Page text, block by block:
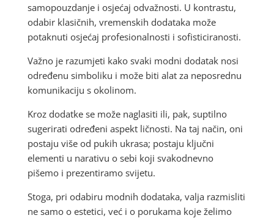
samopouzdanje i osjećaj odvažnosti. U kontrastu,
odabir klasičnih, vremenskih dodataka može
potaknuti osjećaj profesionalnosti i sofisticiranosti.
Važno je razumjeti kako svaki modni dodatak nosi
određenu simboliku i može biti alat za neposrednu
komunikaciju s okolinom.
Kroz dodatke se može naglasiti ili, pak, suptilno
sugerirati određeni aspekt ličnosti. Na taj način, oni
postaju više od pukih ukrasa; postaju ključni
elementi u narativu o sebi koji svakodnevno
pišemo i prezentiramo svijetu.
Stoga, pri odabiru modnih dodataka, valja razmisliti
ne samo o estetici, već i o porukama koje želimo